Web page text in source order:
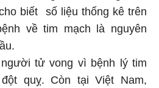
biết số liệu thống kê trên
về tim mạch là nguyên
tử vong vì bệnh lý tim
quỵ. Còn tại Việt Nam,